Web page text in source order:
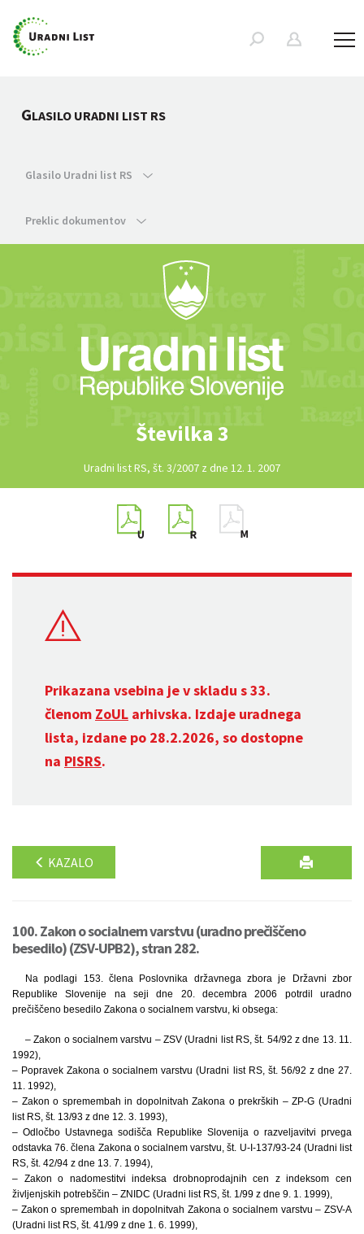
GLASILO URADNI LIST RS
Glasilo Uradni list RS
Preklic dokumentov
Številka 3
Uradni list RS, št. 3/2007 z dne 12. 1. 2007
Prikazana vsebina je v skladu s 33.
členom ZoUL arhivska. Izdaje uradnega
lista, izdane po 28.2.2026, so dostopne
na PISRS.
KAZALO
100. Zakon o socialnem varstvu (uradno prečiščeno
besedilo) (ZSV-UPB2), stran 282.
Na podlagi 153. člena Poslovnika državnega zbora je Državni zbor
Republike Slovenije na seji dne 20. decembra 2006 potrdil uradno
prečiščeno besedilo Zakona o socialnem varstvu, ki obsega:
– Zakon o socialnem varstvu – ZSV (Uradni list RS, št. 54/92 z dne 13. 11.
1992),
– Popravek Zakona o socialnem varstvu (Uradni list RS, št. 56/92 z dne 27.
11. 1992),
– Zakon o spremembah in dopolnitvah Zakona o prekrških – ZP-G (Uradni
list RS, št. 13/93 z dne 12. 3. 1993),
– Odločbo Ustavnega sodišča Republike Slovenija o razveljavitvi prvega
odstavka 76. člena Zakona o socialnem varstvu, št. U-I-137/93-24 (Uradni list
RS, št. 42/94 z dne 13. 7. 1994),
– Zakon o nadomestitvi indeksa drobnoprodajnih cen z indeksom cen
življenjskih potrebščin – ZNIDC (Uradni list RS, št. 1/99 z dne 9. 1. 1999),
– Zakon o spremembah in dopolnitvah Zakona o socialnem varstvu – ZSV-A
(Uradni list RS, št. 41/99 z dne 1. 6. 1999),